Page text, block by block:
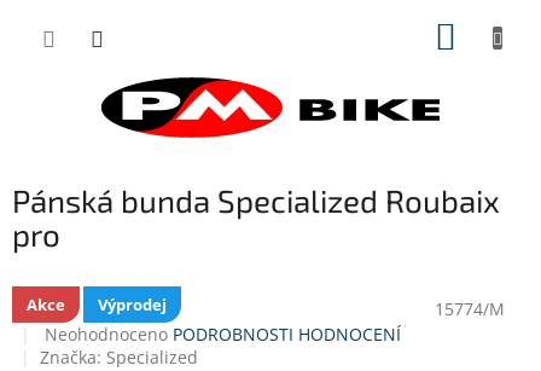
Pánská bunda Specialized Roubaix
pro
15774/M
Akce Výprodej
Průměrné
hodnocení
Neohodnoceno PODROBNOSTI HODNOCENÍ
Značka: Specialized